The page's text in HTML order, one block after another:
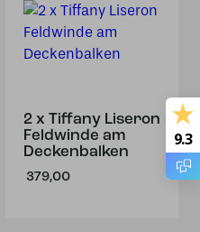
2 x Tiffany Liseron
Feldwinde am
Deckenbalken
379,00
9.3